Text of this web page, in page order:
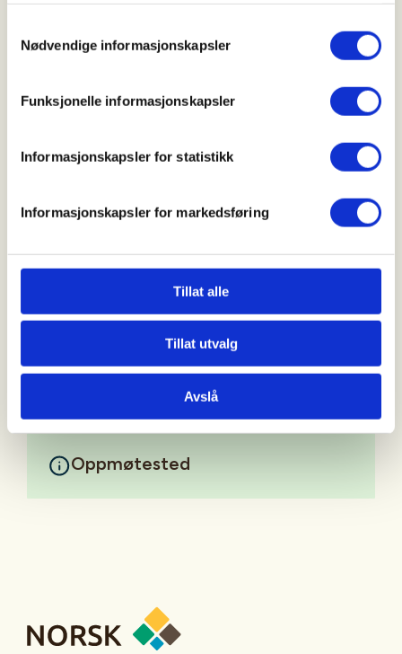
Nødvendige informasjonskapsler
Funksjonelle informasjonskapsler
Informasjonskapsler for statistikk
Informasjonskapsler for markedsføring
Tillat alle
Tillat utvalg
Avslå
Kontaktperson
gesundal@online.no
Fiske for barn og ungdom ( i alle aldre) fra
Vi har noe utstyr til låns, fint om du tar med eget.
Vi hjelper og instruerer, slik at alle skal få en fin
opplevelse, og forhåpentligvis fangst også...
Oppmøtested